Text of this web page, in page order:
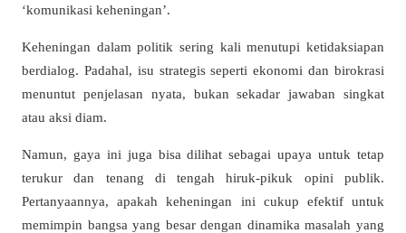
‘komunikasi keheningan’.
Keheningan dalam politik sering kali menutupi ketidaksiapan
berdialog. Padahal, isu strategis seperti ekonomi dan birokrasi
menuntut penjelasan nyata, bukan sekadar jawaban singkat
atau aksi diam.
Namun, gaya ini juga bisa dilihat sebagai upaya untuk tetap
terukur dan tenang di tengah hiruk-pikuk opini publik.
Pertanyaannya, apakah keheningan ini cukup efektif untuk
memimpin bangsa yang besar dengan dinamika masalah yang